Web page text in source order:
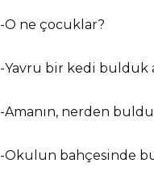
-O ne çocuklar?
-Yavru bir kedi bulduk
-Amanın, nerden
-Okulun bahçesinde